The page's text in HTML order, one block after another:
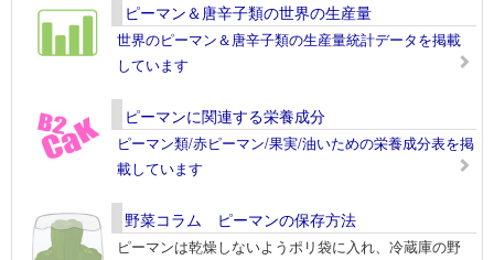
ピーマン＆唐辛子類の世界の生産量
世界のピーマン＆唐辛子類の生産量統計データを掲載
しています
ピーマンに関連する栄養成分
ピーマン類/赤ピーマン/果実/油いための栄養成分表を掲
載しています
野菜コラム ピーマンの保存方法
ピーマンは乾燥しないようポリ袋に入れ、冷蔵庫の野